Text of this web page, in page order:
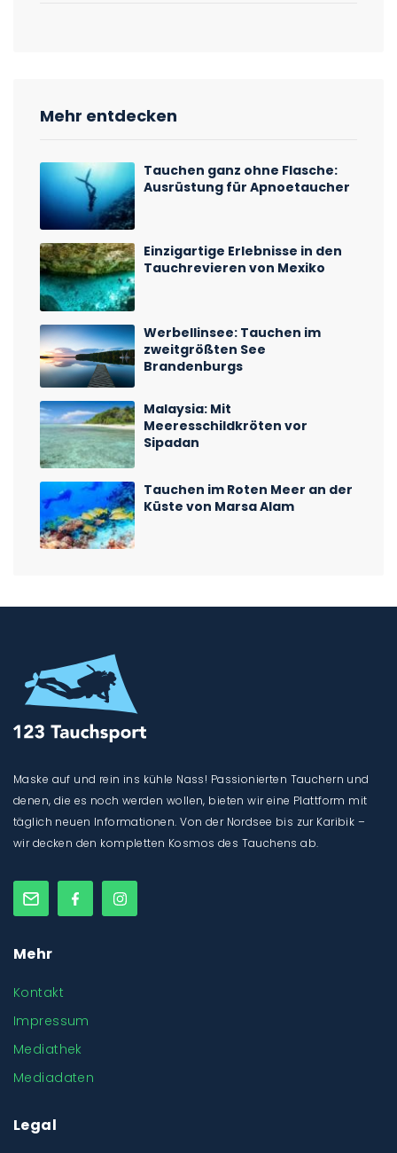
Mehr entdecken
Tauchen ganz ohne Flasche:
Ausrüstung für Apnoetaucher
Einzigartige Erlebnisse in den
Tauchrevieren von Mexiko
Werbellinsee: Tauchen im
zweitgrößten See
Brandenburgs
Malaysia: Mit
Meeresschildkröten vor
Sipadan
Tauchen im Roten Meer an der
Küste von Marsa Alam
Maske auf und rein ins kühle Nass! Passionierten Tauchern und
denen, die es noch werden wollen, bieten wir eine Plattform mit
täglich neuen Informationen. Von der Nordsee bis zur Karibik –
wir decken den kompletten Kosmos des Tauchens ab.
Mehr
Kontakt
Impressum
Mediathek
Mediadaten
Legal